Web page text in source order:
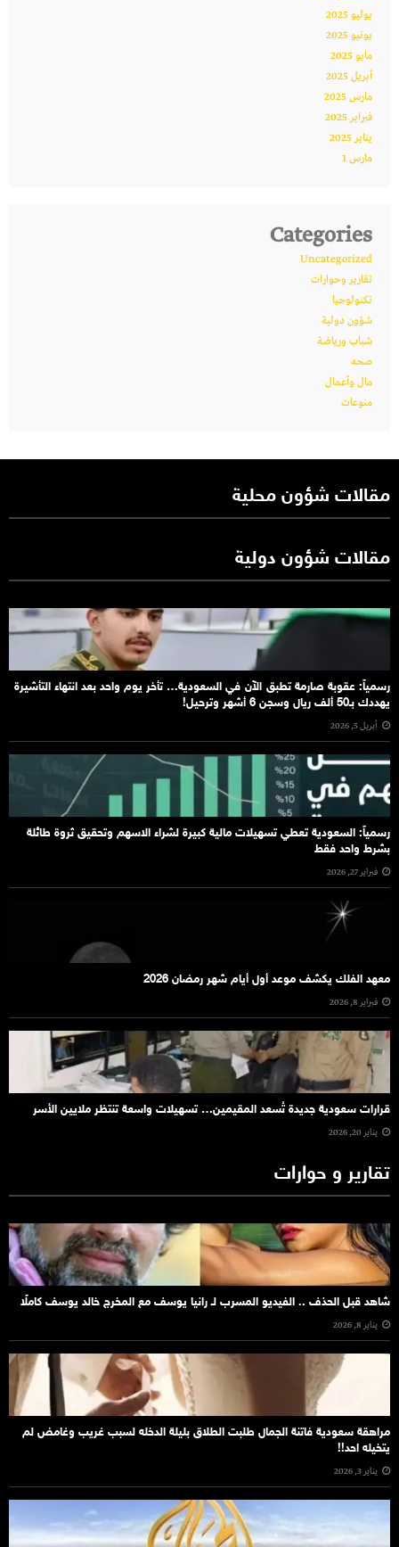
يوليو 2025
يونيو 2025
مايو 2025
أبريل 2025
مارس 2025
فبراير 2025
يناير 2025
مارس 1
Categories
Uncategorized
تقارير وحوارات
تكنولوجيا
شؤون دولية
شباب ورياضة
صحه
مال وأعمال
منوعات
مقالات شؤون محلية
مقالات شؤون دولية
رسمياً: عقوبة صارمة تطبق الآن في السعودية… تأخر يوم واحد بعد انتهاء التأشيرة
يهددك بـ50 ألف ريال وسجن 6 أشهر وترحيل!
أبريل 5, 2026
رسمياً: السعودية تعطي تسهيلات مالية كبيرة لشراء الاسهم وتحقيق ثروة طائلة
بشرط واحد فقط
فبراير 27, 2026
معهد الفلك يكشف موعد أول أيام شهر رمضان 2026
فبراير 8, 2026
قرارات سعودية جديدة تُسعد المقيمين… تسهيلات واسعة تنتظر ملايين الأسر
يناير 20, 2026
تقارير و حوارات
شاهد قبل الحذف .. الفيديو المسرب لـ رانيا يوسف مع المخرج خالد يوسف كاملًا
يناير 8, 2026
مراهقة سعودية فاتنة الجمال طلبت الطلاق بليلة الدخله لسبب غريب وغامض لم
يتخيله احد!!
يناير 3, 2026